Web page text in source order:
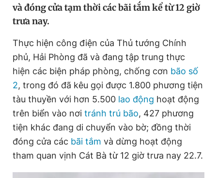
Sản phẩm khác
Tiện ích Bạn cần biết
Thông tin tòa soạn Liên hệ quảng cáo
Đọc Thanh Niên trên điện thoại
và đóng cửa tạm thời các bãi tắm kể từ 12 giờ
trưa nay.
Thực hiện công điện của Thủ tướng Chính
phủ, Hải Phòng đã và đang tập trung thực
hiện các biện pháp phòng, chống cơn bão số
2, trong đó đã kêu gọi được 1.800 phương tiện
tàu thuyền với hơn 5.500 lao động hoạt động
trên biển vào nơi tránh trú bão, 427 phương
tiện khác đang di chuyển vào bờ; đồng thời
đóng cửa các bãi tắm và dừng hoạt động
tham quan vịnh Cát Bà từ 12 giờ trưa nay 22.7.